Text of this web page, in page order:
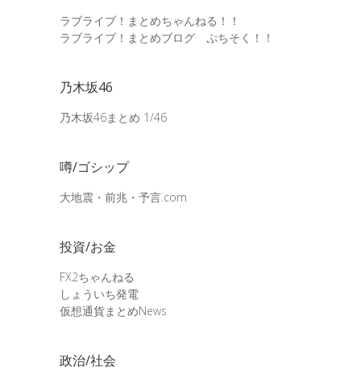
ラブライブ！まとめちゃんねる！！
ラブライブ！まとめブログ ぷちそく！！
乃木坂46
乃木坂46まとめ 1/46
噂/ゴシップ
大地震・前兆・予言.com
投資/お金
FX2ちゃんねる
しょういち発電
仮想通貨まとめNews
政治/社会